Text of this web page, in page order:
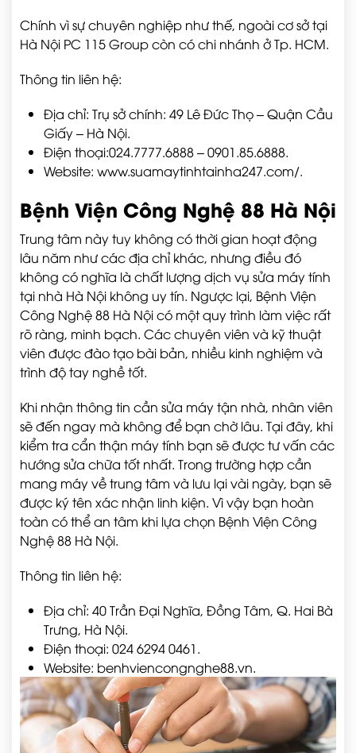
Chính vì sự chuyên nghiệp như thế, ngoài cơ sở tại
Hà Nội PC 115 Group còn có chi nhánh ở Tp. HCM.
Thông tin liên hệ:
Địa chỉ: Trụ sở chính: 49 Lê Đức Thọ – Quận Cầu
Giấy – Hà Nội.
Điện thoại:024.7777.6888 – 0901.85.6888.
Website: www.suamaytinhtainha247.com/.
Bệnh Viện Công Nghệ 88 Hà Nội
Trung tâm này tuy không có thời gian hoạt động
lâu năm như các địa chỉ khác, nhưng điều đó
không có nghĩa là chất lượng dịch vụ sửa máy tính
tại nhà Hà Nội không uy tín. Ngược lại, Bệnh Viện
Công Nghệ 88 Hà Nội có một quy trình làm việc rất
rõ ràng, minh bạch. Các chuyên viên và kỹ thuật
viên được đào tạo bài bản, nhiều kinh nghiệm và
trình độ tay nghề tốt.
Khi nhận thông tin cần sửa máy tận nhà, nhân viên
sẽ đến ngay mà không để bạn chờ lâu. Tại đây, khi
kiểm tra cẩn thận máy tính bạn sẽ được tư vấn các
hướng sửa chữa tốt nhất. Trong trường hợp cần
mang máy về trung tâm và lưu lại vài ngày, bạn sẽ
được ký tên xác nhận linh kiện. Vì vậy bạn hoàn
toàn có thể an tâm khi lựa chọn Bệnh Viện Công
Nghệ 88 Hà Nội.
Thông tin liên hệ:
Địa chỉ: 40 Trần Đại Nghĩa, Đồng Tâm, Q. Hai Bà
Trưng, Hà Nội.
Điện thoại: 024 6294 0461.
Website: benhviencongnghe88.vn.